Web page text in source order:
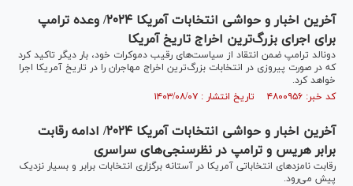
آخرین اخبار و حواشی انتخابات آمریکا ۲۰۲۴/ وعده ترامپ
برای اجرای بزرگ‌ترین اخراج تاریخ آمریکا
دونالد ترامپ ضمن انتقاد از سیاست‌های رقیب دموکرات خود، بار دیگر تاکید کرد
که در صورت پیروزی در انتخابات بزرگ‌ترین اخراج مهاجران را در تاریخ آمریکا اجرا
خواهد کرد.
کد خبر: ۴۸۰۰۹۵۶ تاریخ انتشار : ۱۴۰۳/۰۸/۰۷
آخرین اخبار و حواشی انتخابات آمریکا ۲۰۲۴/ ادامه رقابت
برابر هریس و ترامپ در نظرسنجی‌های سراسری
رقابت نامزدهای انتخاباتی آمریکا در آستانه برگزاری انتخابات برابر و بسیار نزدیک
پیش می‌رود.